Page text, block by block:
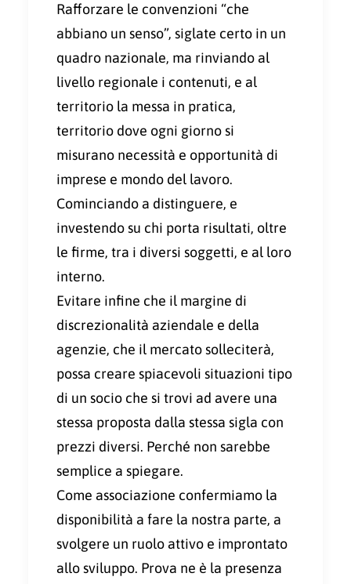
Rafforzare le convenzioni “che
abbiano un senso”, siglate certo in un
quadro nazionale, ma rinviando al
livello regionale i contenuti, e al
territorio la messa in pratica,
territorio dove ogni giorno si
misurano necessità e opportunità di
imprese e mondo del lavoro.
Cominciando a distinguere, e
investendo su chi porta risultati, oltre
le firme, tra i diversi soggetti, e al loro
interno.
Evitare infine che il margine di
discrezionalità aziendale e della
agenzie, che il mercato solleciterà,
possa creare spiacevoli situazioni tipo
di un socio che si trovi ad avere una
stessa proposta dalla stessa sigla con
prezzi diversi. Perché non sarebbe
semplice a spiegare.
Come associazione confermiamo la
disponibilità a fare la nostra parte, a
svolgere un ruolo attivo e improntato
allo sviluppo. Prova ne è la presenza